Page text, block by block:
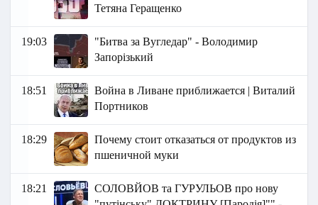
Тетяна Геращенко
19:03
"Битва за Вугледар" - Володимир
Запорізький
18:51
Война в Ливане приближается | Виталий
Портников
18:29
Почему стоит отказаться от продуктов из
пшеничной муки
18:21
СОЛОВЙОВ та ГУРУЛЬОВ про нову